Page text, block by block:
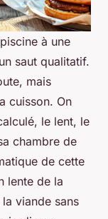
à une
saut qualitatif.
mais
cuisson. On
le lent, le
chambre de
de cette
lente de la
viande sans